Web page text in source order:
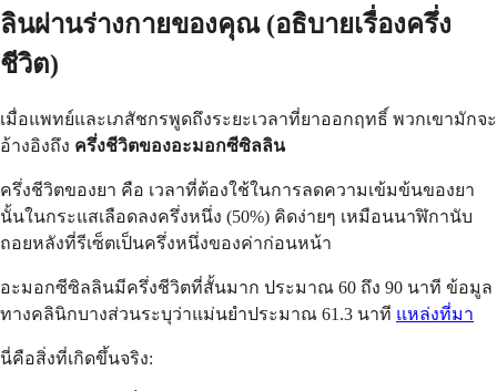
ลินผ่านร่างกายของคุณ (อธิบายเรื่องครึ่ง
ชีวิต)
เมื่อแพทย์และเภสัชกรพูดถึงระยะเวลาที่ยาออกฤทธิ์ พวกเขามักจะ
อ้างอิงถึง ครึ่งชีวิตของอะมอกซีซิลลิน
ครึ่งชีวิตของยา คือ เวลาที่ต้องใช้ในการลดความเข้มข้นของยา
นั้นในกระแสเลือดลงครึ่งหนึ่ง (50%) คิดง่ายๆ เหมือนนาฬิกานับ
ถอยหลังที่รีเซ็ตเป็นครึ่งหนึ่งของค่าก่อนหน้า
อะมอกซีซิลลินมีครึ่งชีวิตที่สั้นมาก ประมาณ 60 ถึง 90 นาที ข้อมูล
ทางคลินิกบางส่วนระบุว่าแม่นยำประมาณ 61.3 นาที แหล่งที่มา
นี่คือสิ่งที่เกิดขึ้นจริง: